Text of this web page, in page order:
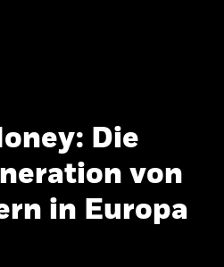
Die
von
in Europa